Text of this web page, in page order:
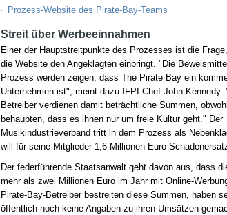
Prozess-Website des Pirate-Bay-Teams
Streit über Werbeeinnahmen
Einer der Hauptstreitpunkte des Prozesses ist die
die Website den Angeklagten einbringt. "Die
Prozess werden zeigen, dass The Pirate Bay ein
Unternehmen ist", meint dazu IFPI-Chef John Kennedy.
Betreiber verdienen damit beträchtliche Summen,
behaupten, dass es ihnen nur um freie Kultur geht." Der
Musikindustrieverband tritt in dem Prozess als
will für seine Mitglieder 1,6 Millionen Euro
Der federführende Staatsanwalt geht davon aus, dass
mehr als zwei Millionen Euro im Jahr mit Online-
Pirate-Bay-Betreiber bestreiten diese Summen, haben
öffentlich noch keine Angaben zu ihren Umsätzen